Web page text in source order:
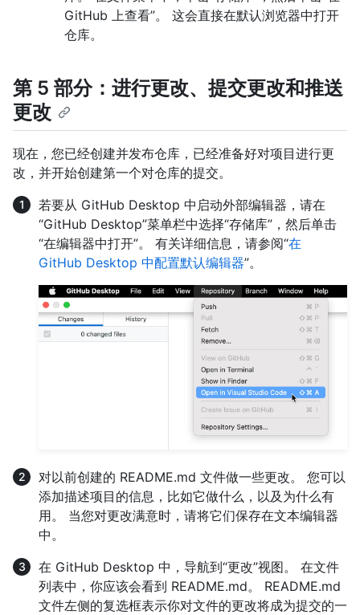
GitHub 上查看”。 这会直接在默认浏览器中打开
仓库。
第 5 部分：进行更改、提交更改和推送
更改
现在，您已经创建并发布仓库，已经准备好对项目进行更
改，并开始创建第一个对仓库的提交。
若要从 GitHub Desktop 中启动外部编辑器，请在
“GitHub Desktop”菜单栏中选择“存储库”，然后单击
“在编辑器中打开”。 有关详细信息，请参阅“在
GitHub Desktop 中配置默认编辑器”。
对以前创建的 README.md 文件做一些更改。 您可以
添加描述项目的信息，比如它做什么，以及为什么有
用。 当您对更改满意时，请将它们保存在文本编辑器
中。
在 GitHub Desktop 中，导航到“更改”视图。 在文件
列表中，你应该会看到 README.md。 README.md
文件左侧的复选框表示你对文件的更改将成为提交的一